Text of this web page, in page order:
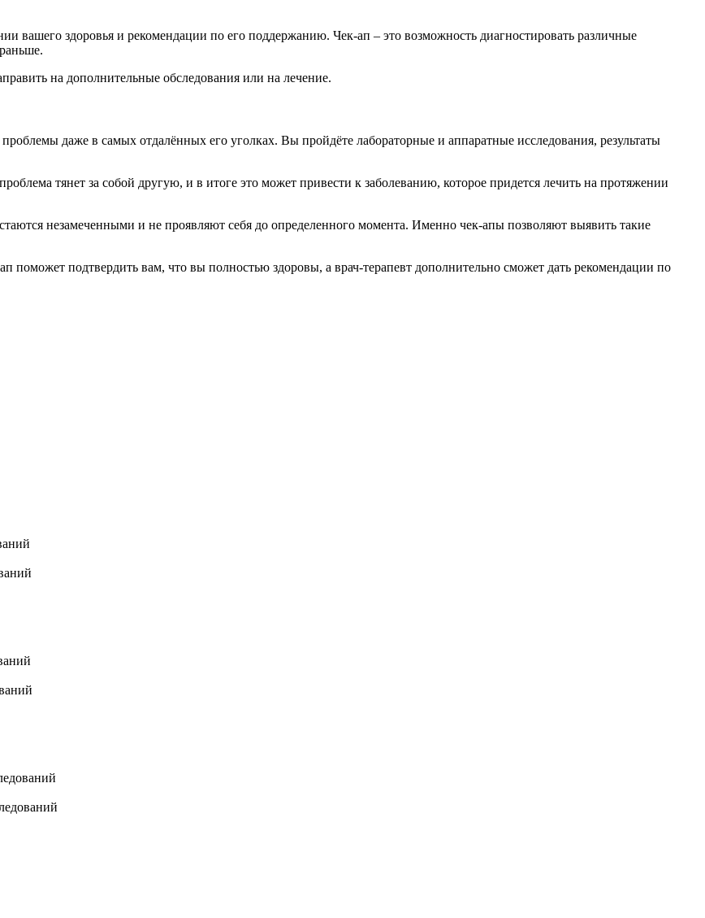
вашего здоровья и рекомендации по его поддержанию. Чек-ап – это возможность диагностировать различные
на дополнительные обследования или на лечение.
даже в самых отдалённых его уголках. Вы пройдёте лабораторные и аппаратные исследования, результаты
тянет за собой другую, и в итоге это может привести к заболеванию, которое придется лечить на протяжении
незамеченными и не проявляют себя до определенного момента. Именно чек-апы позволяют выявить такие
поможет подтвердить вам, что вы полностью здоровы, а врач-терапевт дополнительно сможет дать рекомендации по